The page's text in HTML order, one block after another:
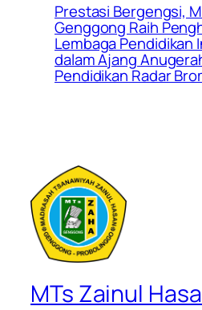
Prestasi Bergengsi,
Genggong Raih
Lembaga Pendidikan
dalam Ajang
Pendidikan Radar
MTs Zainul